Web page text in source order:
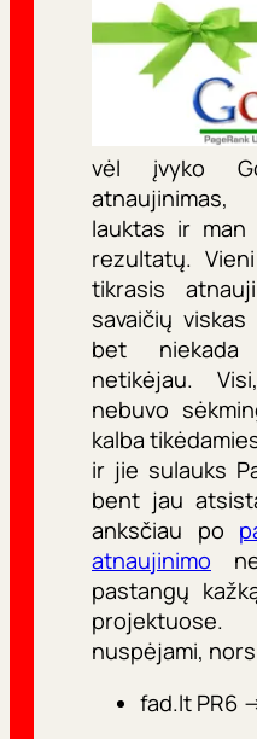
vėl įvyko
lauktas ir
rezultatų.
tikrasis
savaičių
bet niekada
netikėjau.
nebuvo
kalba
ir jie sulauks
bent jau
anksčiau po
atnaujinimo
pastangų
nuspėjami,
fad.lt PR6 -